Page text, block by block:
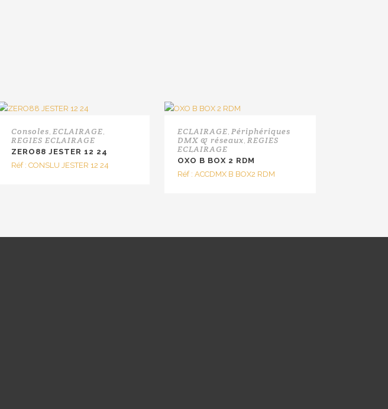
Consoles ECLAIRAGE
REGIES ECLAIRAGE
ZERO88 JESTER 12 24
Réf : CONSLU JESTER 12 24
ECLAIRAGE Périphériques
DMX & réseaux REGIES
ECLAIRAGE
OXO B BOX 2 RDM
Réf : ACCDMX B BOX2 RDM